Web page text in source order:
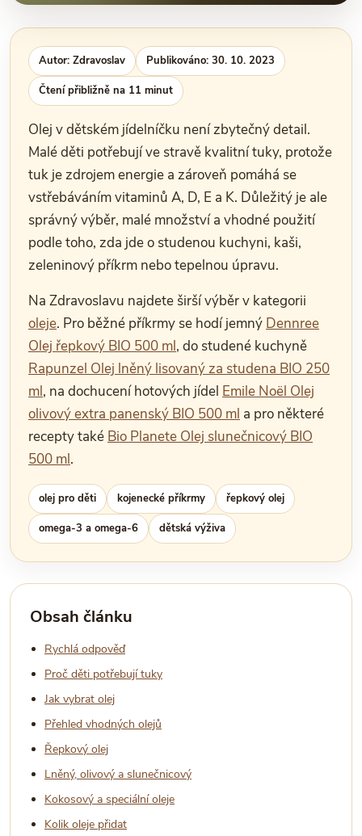
Autor: Zdravoslav Publikováno: 30. 10. 2023
Čtení přibližně na 11 minut
Olej v dětském jídelníčku není zbytečný detail.
Malé děti potřebují ve stravě kvalitní tuky, protože
tuk je zdrojem energie a zároveň pomáhá se
vstřebáváním vitaminů A, D, E a K. Důležitý je ale
správný výběr, malé množství a vhodné použití
podle toho, zda jde o studenou kuchyni, kaši,
zeleninový příkrm nebo tepelnou úpravu.
Na Zdravoslavu najdete širší výběr v kategorii
oleje. Pro běžné příkrmy se hodí jemný Dennree
Olej řepkový BIO 500 ml, do studené kuchyně
Rapunzel Olej lněný lisovaný za studena BIO 250
ml, na dochucení hotových jídel Emile Noël Olej
olivový extra panenský BIO 500 ml a pro některé
recepty také Bio Planete Olej slunečnicový BIO
500 ml.
olej pro děti kojenecké příkrmy řepkový olej
omega-3 a omega-6 dětská výživa
Obsah článku
Rychlá odpověď
Proč děti potřebují tuky
Jak vybrat olej
Přehled vhodných olejů
Řepkový olej
Lněný, olivový a slunečnicový
Kokosový a speciální oleje
Kolik oleje přidat